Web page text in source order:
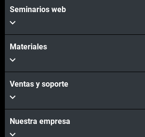
Seminarios web
Materiales
Ventas y soporte
Nuestra empresa